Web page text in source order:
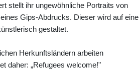
stellt ihr ungewöhnliche Portraits von
Gips-Abdrucks. Dieser wird auf eine
gestaltet.
Herkunftsländern arbeiten
daher: „Refugees welcome!"